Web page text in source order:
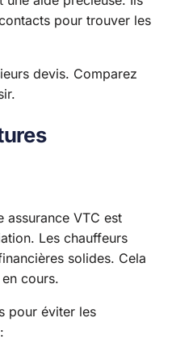
pour trouver les
devis. Comparez
assurance VTC est
Les chauffeurs
solides. Cela
cours.
pour éviter les